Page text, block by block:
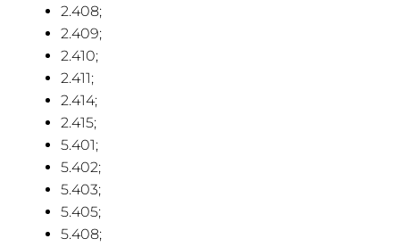
2.408;
2.409;
2.410;
2.411;
2.414;
2.415;
5.401;
5.402;
5.403;
5.405;
5.408;